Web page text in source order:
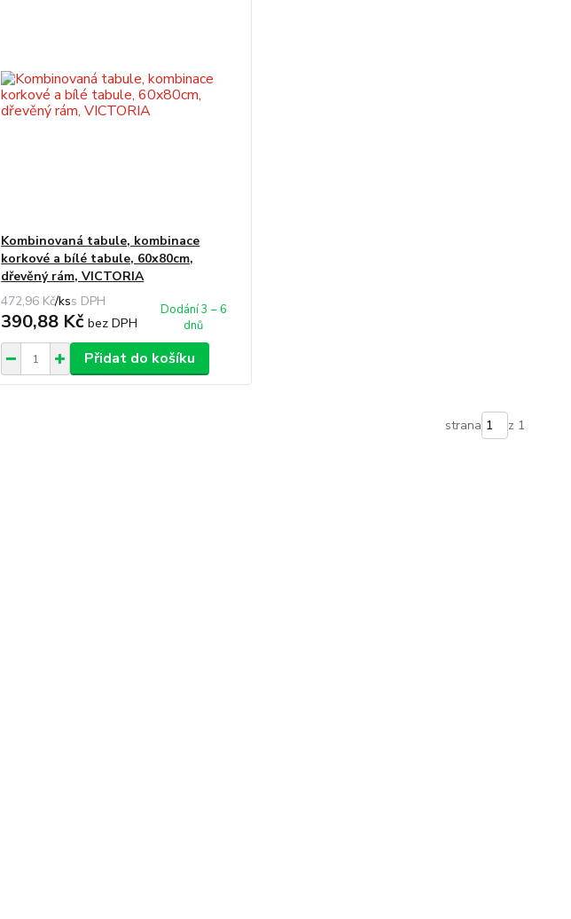
Kombinovaná tabule, kombinace
korkové a bílé tabule, 60x80cm,
dřevěný rám, VICTORIA
472,96 Kč/ks
390,88 Kčbez DPH
Dodání 3 – 6
dnů
Přidat do košíku
strana z 1